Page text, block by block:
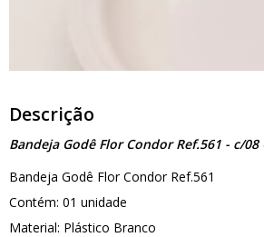
Descrição
Bandeja Godê Flor Condor Ref.561 - c/08
Bandeja Godê Flor Condor Ref.561
Contém: 01 unidade
Material: Plástico Branco